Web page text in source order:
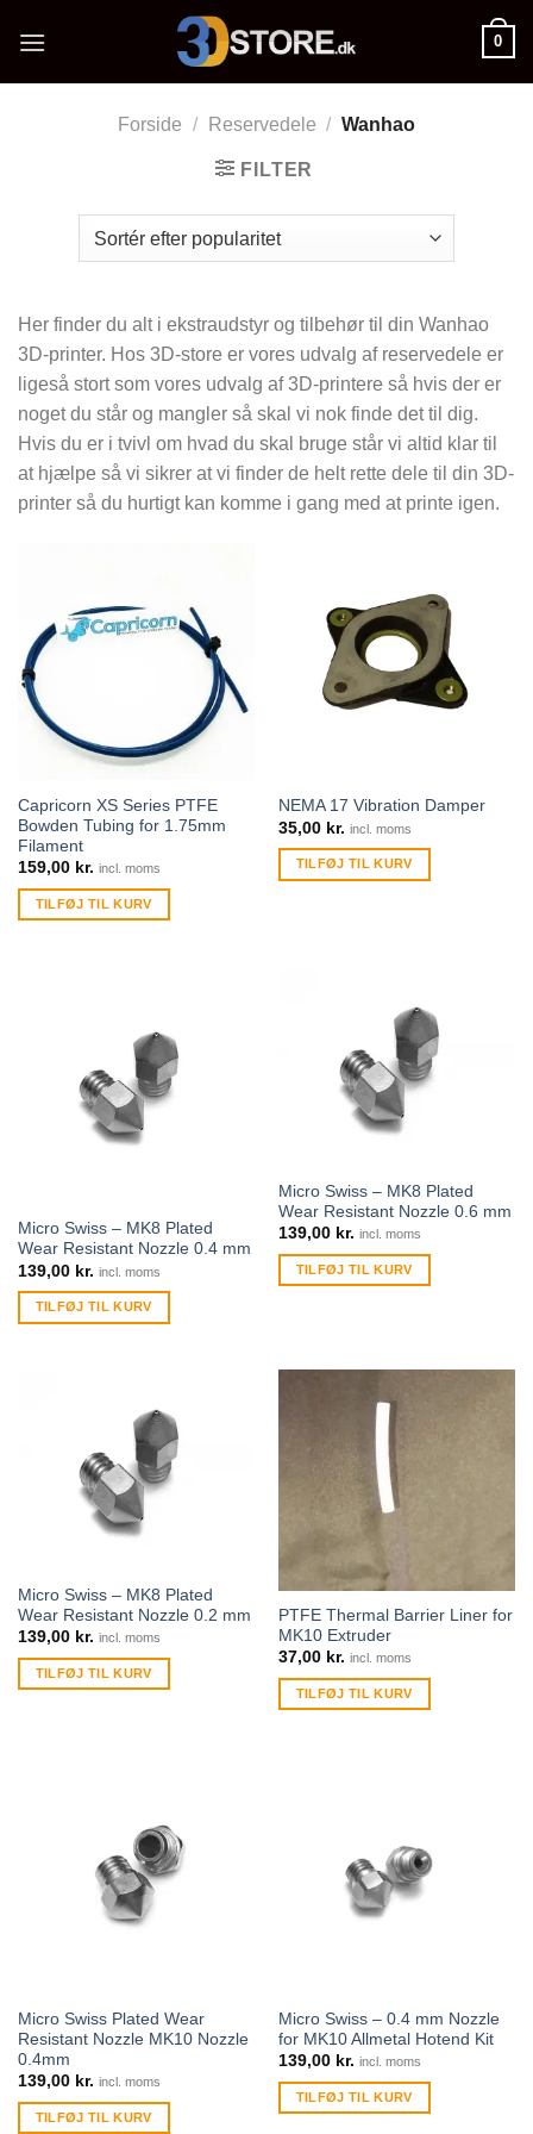
0
Forside / Reservedele / Wanhao
FILTER
Her finder du alt i ekstraudstyr og tilbehør til din Wanhao
3D-printer. Hos 3D-store er vores udvalg af reservedele er
ligeså stort som vores udvalg af 3D-printere så hvis der er
noget du står og mangler så skal vi nok finde det til dig.
Hvis du er i tvivl om hvad du skal bruge står vi altid klar til
at hjælpe så vi sikrer at vi finder de helt rette dele til din 3D-
printer så du hurtigt kan komme i gang med at printe igen.
Capricorn XS Series PTFE
Bowden Tubing for 1.75mm
Filament
159,00 kr. incl. moms
TILFØJ TIL KURV
NEMA 17 Vibration Damper
35,00 kr. incl. moms
TILFØJ TIL KURV
Micro Swiss – MK8 Plated
Wear Resistant Nozzle 0.4 mm
139,00 kr. incl. moms
TILFØJ TIL KURV
Micro Swiss – MK8 Plated
Wear Resistant Nozzle 0.6 mm
139,00 kr. incl. moms
TILFØJ TIL KURV
Micro Swiss – MK8 Plated
Wear Resistant Nozzle 0.2 mm
139,00 kr. incl. moms
TILFØJ TIL KURV
PTFE Thermal Barrier Liner for
MK10 Extruder
37,00 kr. incl. moms
TILFØJ TIL KURV
Micro Swiss Plated Wear
Resistant Nozzle MK10 Nozzle
0.4mm
139,00 kr. incl. moms
TILFØJ TIL KURV
Micro Swiss – 0.4 mm Nozzle
for MK10 Allmetal Hotend Kit
139,00 kr. incl. moms
TILFØJ TIL KURV